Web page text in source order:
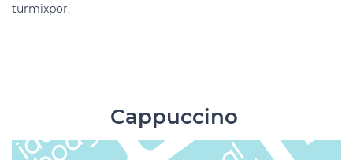
turmixpor.
Cappuccino